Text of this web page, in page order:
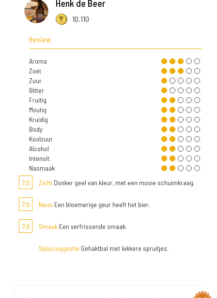
Henk de Beer
10.110
Review
Aroma
Zoet
Zuur
Bitter
Fruitig
Moutig
Kruidig
Body
Koolzuur
Alcohol
Intensit.
Nasmaak
7,0
Zicht Donker geel van kleur, met een mooie schuimkraag.
7,0 Neus Een bloemerige geur heeft het bier.
7,0 Smaak Een verfrissende smaak.
Spijssuggestie Gehaktbal met lekkere spruitjes.